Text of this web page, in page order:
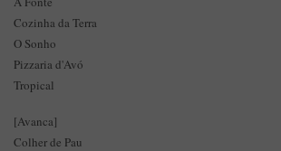
Cozinha da Terra
O Sonho
Pizzaria d'Avó
Tropical
[Avanca]
Colher de Pau